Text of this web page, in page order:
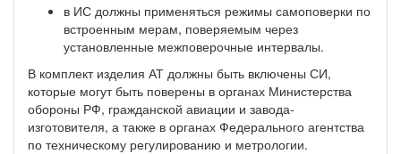
в ИС должны применяться режимы самоповерки по
встроенным мерам, поверяемым через
установленные межповерочные интервалы.
В комплект изделия АТ должны быть включены СИ,
которые могут быть поверены в органах Министерства
обороны РФ, гражданской авиации и завода-
изготовителя, а также в органах Федерального агентства
по техническому регулированию и метрологии.